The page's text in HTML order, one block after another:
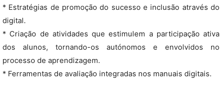
* Estratégias de promoção do sucesso e inclusão através do
digital.
* Criação de atividades que estimulem a participação ativa
dos alunos, tornando-os autónomos e envolvidos no
processo de aprendizagem.
* Ferramentas de avaliação integradas nos manuais digitais.